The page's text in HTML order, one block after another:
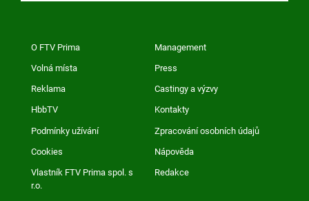
O FTV Prima Management
Volná místa Press
Reklama Castingy a výzvy
HbbTV Kontakty
Podmínky užívání Zpracování osobních údajů
Cookies Nápověda
Vlastník FTV Prima spol. s
r.o.
Redakce